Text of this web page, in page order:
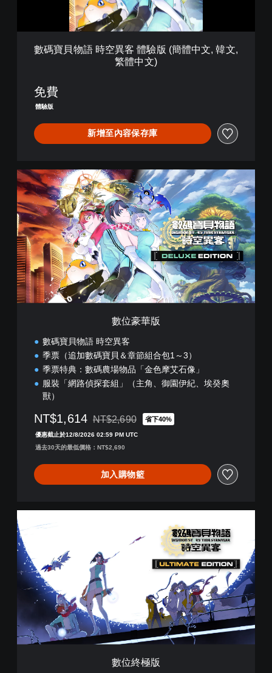
驗
體
中
文
)
數碼寶貝物語 時空異客 體驗版 (簡體中文, 韓文,
繁體中文)
免費
體驗版
新增至內容保存庫
數
位
豪
華
版
數位豪華版
數碼寶貝物語 時空異客
季票（追加數碼寶貝＆章節組合包1～3）
季票特典：數碼農場物品「金色摩艾石像」
服裝「網路偵探套組」（主角、御園伊紀、埃癸奧
獸）
NT$1,614 折扣前原價為NT$2,690
NT$2,690 省下40%
優惠截止於12/8/2026 02:59 PM UTC
過去30天的最低價格：NT$2,690
加入購物籃
位
終
極
版
數位終極版